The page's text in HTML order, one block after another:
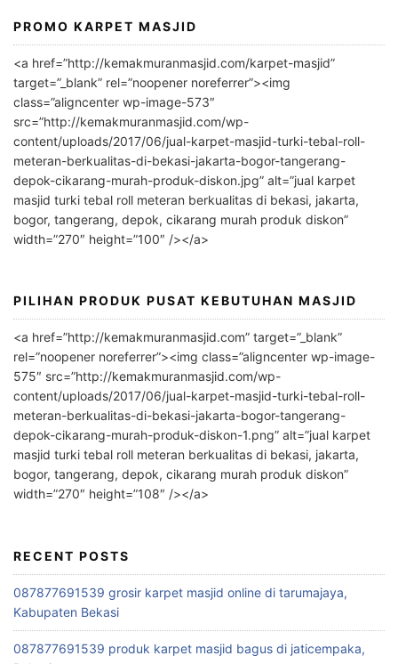
A
l
r
n
a
t
i
v
PROMO KARPET MASJID
<a href=”http://kemakmuranmasjid.com/karpet-masjid”
target=”_blank” rel=”noopener noreferrer”><img
class=”aligncenter wp-image-573″
src=”http://kemakmuranmasjid.com/wp-
content/uploads/2017/06/jual-karpet-masjid-turki-tebal-roll-
meteran-berkualitas-di-bekasi-jakarta-bogor-tangerang-
depok-cikarang-murah-produk-diskon.jpg” alt=”jual karpet
masjid turki tebal roll meteran berkualitas di bekasi, jakarta,
bogor, tangerang, depok, cikarang murah produk diskon”
width=”270″ height=”100″ /></a>
PILIHAN PRODUK PUSAT KEBUTUHAN MASJID
<a href=”http://kemakmuranmasjid.com” target=”_blank”
rel=”noopener noreferrer”><img class=”aligncenter wp-image-
575″ src=”http://kemakmuranmasjid.com/wp-
content/uploads/2017/06/jual-karpet-masjid-turki-tebal-roll-
meteran-berkualitas-di-bekasi-jakarta-bogor-tangerang-
depok-cikarang-murah-produk-diskon-1.png” alt=”jual karpet
masjid turki tebal roll meteran berkualitas di bekasi, jakarta,
bogor, tangerang, depok, cikarang murah produk diskon”
width=”270″ height=”108″ /></a>
RECENT POSTS
087877691539 grosir karpet masjid online di tarumajaya,
Kabupaten Bekasi
087877691539 produk karpet masjid bagus di jaticempaka,